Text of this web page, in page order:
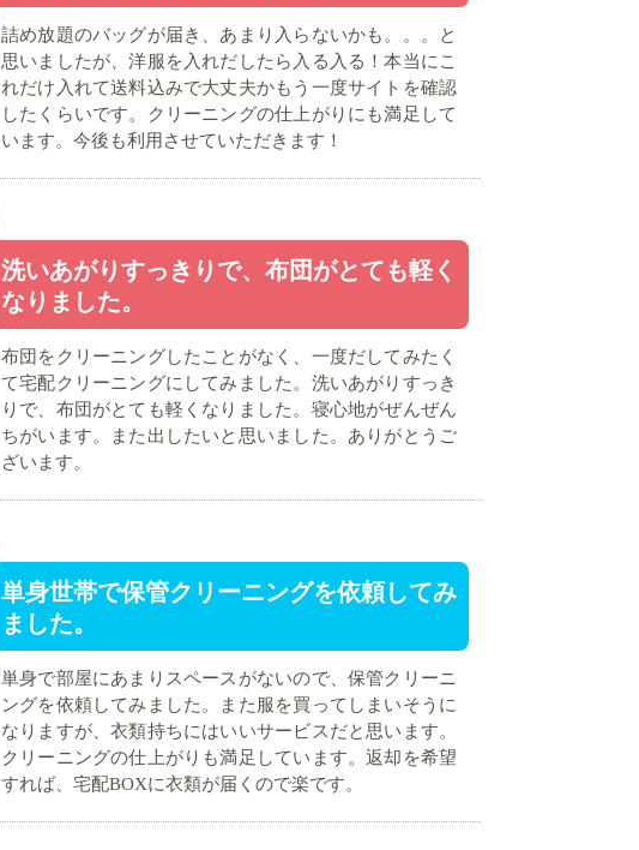
詰め放題のバッグが届き、あまり入らないかも。。。と
思いましたが、洋服を入れだしたら入る入る！本当にこ
れだけ入れて送料込みで大丈夫かもう一度サイトを確認
したくらいです。クリーニングの仕上がりにも満足して
います。今後も利用させていただきます！
洗いあがりすっきりで、布団がとても軽く
なりました。
布団をクリーニングしたことがなく、一度だしてみたく
て宅配クリーニングにしてみました。洗いあがりすっき
りで、布団がとても軽くなりました。寝心地がぜんぜん
ちがいます。また出したいと思いました。ありがとうご
ざいます。
単身世帯で保管クリーニングを依頼してみ
ました。
単身で部屋にあまりスペースがないので、保管クリーニ
ングを依頼してみました。また服を買ってしまいそうに
なりますが、衣類持ちにはいいサービスだと思います。
クリーニングの仕上がりも満足しています。返却を希望
すれば、宅配BOXに衣類が届くので楽です。